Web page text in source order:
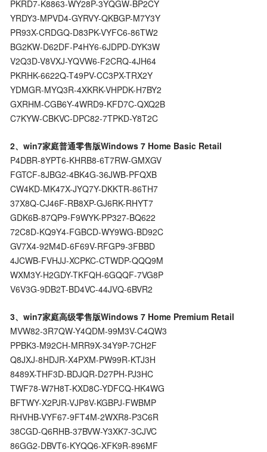
PKRD7-K8863-WY28P-3YQGW-BP2CY
YRDY3-MPVD4-GYRVY-QKBGP-M7Y3Y
PR93X-CRDGQ-D83PK-VYFC6-86TW2
BG2KW-D62DF-P4HY6-6JDPD-DYK3W
V2Q3D-V8VXJ-YQVW6-F2CRQ-4JH64
PKRHK-6622Q-T49PV-CC3PX-TRX2Y
YDMGR-MYQ3R-4XKRK-VHPDK-H7BY2
GXRHM-CGB6Y-4WRD9-KFD7C-QXQ2B
C7KYW-CBKVC-DPC82-7TPKD-Y8T2C
2、win7家庭普通零售版Windows 7 Home Basic Retail
P4DBR-8YPT6-KHRB8-6T7RW-GMXGV
FGTCF-8JBG2-4BK4G-36JWB-PFQXB
CW4KD-MK47X-JYQ7Y-DKKTR-86TH7
37X8Q-CJ46F-RB8XP-GJ6RK-RHYT7
GDK6B-87QP9-F9WYK-PP327-BQ622
72C8D-KQ9Y4-FGBCD-WY9WG-BD92C
GV7X4-92M4D-6F69V-RFGP9-3FBBD
4JCWB-FVHJJ-XCPKC-CTWDP-QQQ9M
WXM3Y-H2GDY-TKFQH-6GQQF-7VG8P
V6V3G-9DB2T-BD4VC-44JVQ-6BVR2
3、win7家庭高级零售版Windows 7 Home Premium Retail
MVW82-3R7QW-Y4QDM-99M3V-C4QW3
PPBK3-M92CH-MRR9X-34Y9P-7CH2F
Q8JXJ-8HDJR-X4PXM-PW99R-KTJ3H
8489X-THF3D-BDJQR-D27PH-PJ3HC
TWF78-W7H8T-KXD8C-YDFCQ-HK4WG
BFTWY-X2PJR-VJP8V-KGBPJ-FWBMP
RHVHB-VYF67-9FT4M-2WXR8-P3C6R
38CGD-Q6RHB-37BVW-Y3XK7-3CJVC
86GG2-DBVT6-KYQQ6-XFK9R-896MF